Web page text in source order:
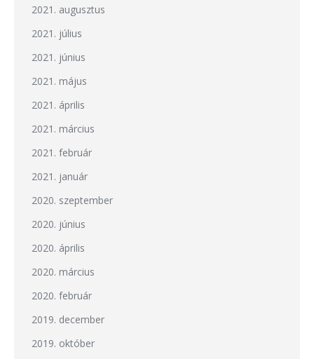
2021. augusztus
2021. július
2021. június
2021. május
2021. április
2021. március
2021. február
2021. január
2020. szeptember
2020. június
2020. április
2020. március
2020. február
2019. december
2019. október